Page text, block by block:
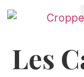
de
Les